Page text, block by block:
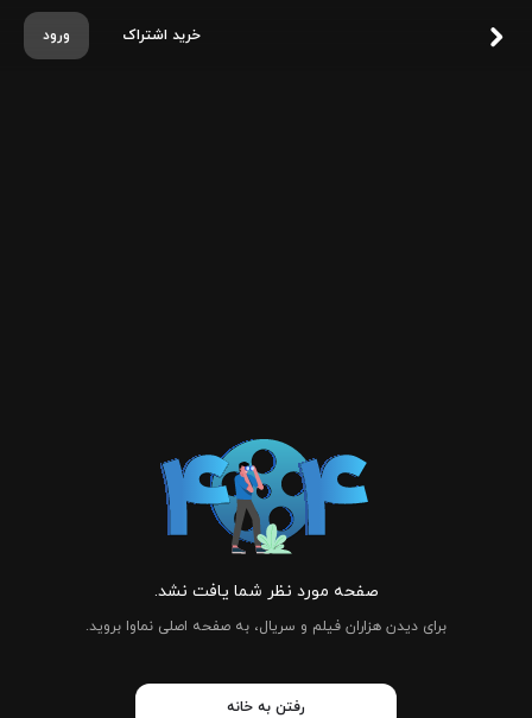
ورود خرید اشتراک
صفحه مورد نظر شما یافت نشد.
برای دیدن هزاران فیلم و سریال، به صفحه اصلی نماوا بروید.
رفتن به خانه